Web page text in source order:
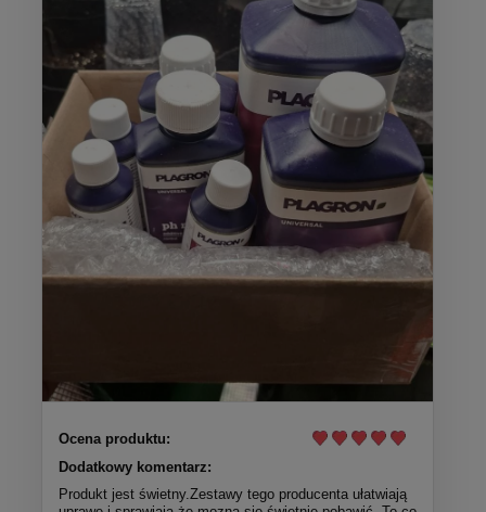
Ocena produktu:
Dodatkowy komentarz:
Produkt jest świetny.Zestawy tego producenta ułatwiają